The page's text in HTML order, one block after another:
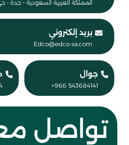
المملكة العربية السعودية – جدة -
بريد إلكتروني
Edco@edco-sa.com
جوال
543684141 966+
تواصل